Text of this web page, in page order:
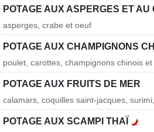
POTAGE AUX ASPERGES ET AU
asperges, crabe et oeuf
POTAGE AUX CHAMPIGNONS
poulet, carottes, champignons chinois
POTAGE AUX FRUITS DE MER
calamars, coquilles saint-jacques,
POTAGE AUX SCAMPI THAÏ